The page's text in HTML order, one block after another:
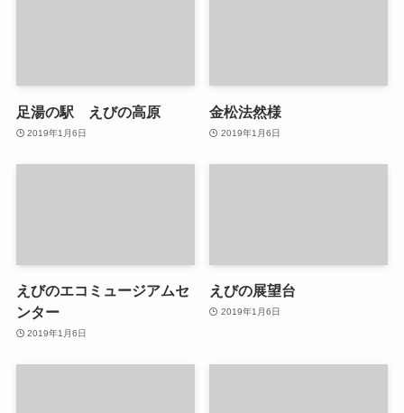
足湯の駅 えびの高原
2019年1月6日
金松法然様
2019年1月6日
えびのエコミュージアムセ
ンター
2019年1月6日
えびの展望台
2019年1月6日